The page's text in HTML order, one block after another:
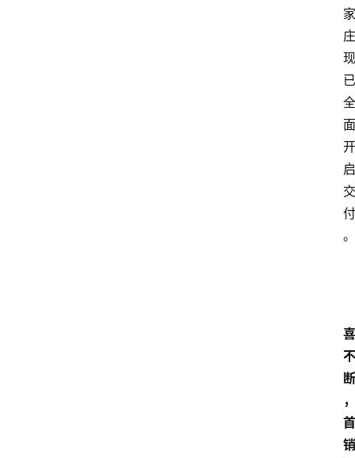
家
庄
现
已
全
面
开
启
交
付
。
喜
不
断
，
首
销